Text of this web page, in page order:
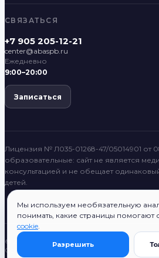
Мы используем необязательную
понимать, какие страницы помогают
cookie.
Разрешить
СВЯЗАТЬСЯ
+7 905 205-12-21
center@abaspb.ru
Ежедневно
9:00–20:00
Записаться
Лицензия № Л035-01268-47/05014901 от
образовательные: сайт не является
консультацией и не обещает
детей.
© 2022–2026 ABASPB
Согласие на публикацию
Все